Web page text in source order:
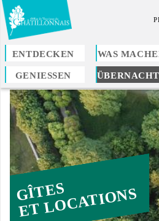
Direkt
zum
Inhalt
ENTDECKEN WAS
GENIESSEN
Sie
sind
hier
GÎTES
ET LOCATIONS